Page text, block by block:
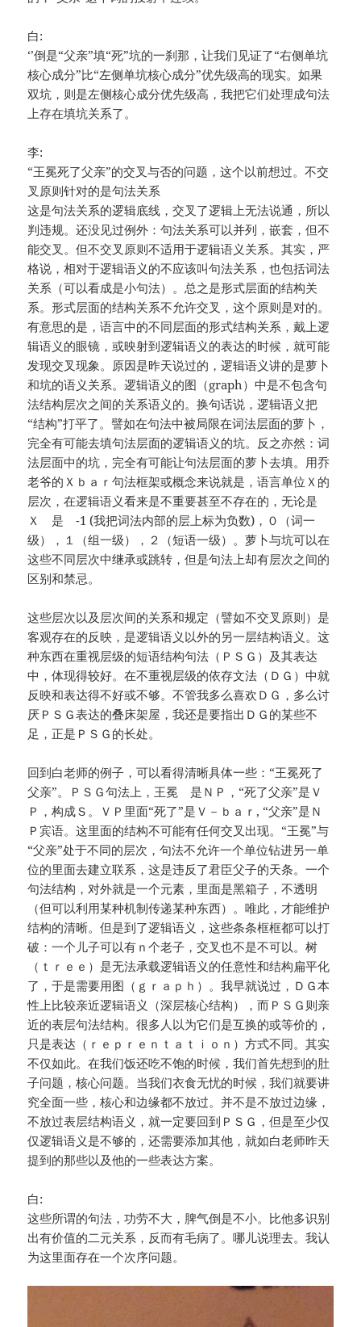
白:
‘’倒是“父亲”填“死”坑的一刹那，让我们见证了“右侧单坑
核心成分”比“左侧单坑核心成分”优先级高的现实。如果
双坑，则是左侧核心成分优先级高，我把它们处理成句法
上存在填坑关系了。
李:
“王冕死了父亲”的交叉与否的问题，这个以前想过。不交
叉原则针对的是句法关系
这是句法关系的逻辑底线，交叉了逻辑上无法说通，所以
判违规。还没见过例外：句法关系可以并列，嵌套，但不
能交叉。但不交叉原则不适用于逻辑语义关系。其实，严
格说，相对于逻辑语义的不应该叫句法关系，也包括词法
关系（可以看成是小句法）。总之是形式层面的结构关
系。形式层面的结构关系不允许交叉，这个原则是对的。
有意思的是，语言中的不同层面的形式结构关系，戴上逻
辑语义的眼镜，或映射到逻辑语义的表达的时候，就可能
发现交叉现象。原因是昨天说过的，逻辑语义讲的是萝卜
和坑的语义关系。逻辑语义的图（graph）中是不包含句
法结构层次之间的关系语义的。换句话说，逻辑语义把
“结构”打平了。譬如在句法中被局限在词法层面的萝卜，
完全有可能去填句法层面的逻辑语义的坑。反之亦然：词
法层面中的坑，完全有可能让句法层面的萝卜去填。用乔
老爷的Ｘｂａｒ句法框架或概念来说就是，语言单位Ｘ的
层次，在逻辑语义看来是不重要甚至不存在的，无论是
Ｘ 是 -1 (我把词法内部的层上标为负数)，０（词一
级），１（组一级），２（短语一级）。萝卜与坑可以在
这些不同层次中继承或跳转，但是句法上却有层次之间的
区别和禁忌。
这些层次以及层次间的关系和规定（譬如不交叉原则）是
客观存在的反映，是逻辑语义以外的另一层结构语义。这
种东西在重视层级的短语结构句法（ＰＳＧ）及其表达
中，体现得较好。在不重视层级的依存文法（ＤＧ）中就
反映和表达得不好或不够。不管我多么喜欢ＤＧ，多么讨
厌ＰＳＧ表达的叠床架屋，我还是要指出ＤＧ的某些不
足，正是ＰＳＧ的长处。
回到白老师的例子，可以看得清晰具体一些：“王冕死了
父亲”。ＰＳＧ句法上，王冕 是ＮＰ，“死了父亲”是Ｖ
Ｐ，构成Ｓ。ＶＰ里面“死了”是Ｖ－ｂａｒ, “父亲”是Ｎ
Ｐ宾语。这里面的结构不可能有任何交叉出现。“王冕”与
“父亲”处于不同的层次，句法不允许一个单位钻进另一单
位的里面去建立联系，这是违反了君臣父子的天条。一个
句法结构，对外就是一个元素，里面是黑箱子，不透明
（但可以利用某种机制传递某种东西）。唯此，才能维护
结构的清晰。但是到了逻辑语义，这些条条框框都可以打
破：一个儿子可以有ｎ个老子，交叉也不是不可以。树
（ｔｒｅｅ）是无法承载逻辑语义的任意性和结构扁平化
了，于是需要用图（ｇｒａｐｈ）。我早就说过，ＤＧ本
性上比较亲近逻辑语义（深层核心结构），而ＰＳＧ则亲
近的表层句法结构。很多人以为它们是互换的或等价的，
只是表达（ｒｅｐｒｅｎｔａｔｉｏｎ）方式不同。其实
不仅如此。在我们饭还吃不饱的时候，我们首先想到的肚
子问题，核心问题。当我们衣食无忧的时候，我们就要讲
究全面一些，核心和边缘都不放过。并不是不放过边缘，
不放过表层结构语义，就一定要回到ＰＳＧ，但是至少仅
仅逻辑语义是不够的，还需要添加其他，就如白老师昨天
提到的那些以及他的一些表达方案。
白:
这些所谓的句法，功劳不大，脾气倒是不小。比他多识别
出有价值的二元关系，反而有毛病了。哪儿说理去。我认
为这里面存在一个次序问题。